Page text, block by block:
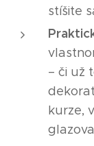
stíšite
– či už
kurze,